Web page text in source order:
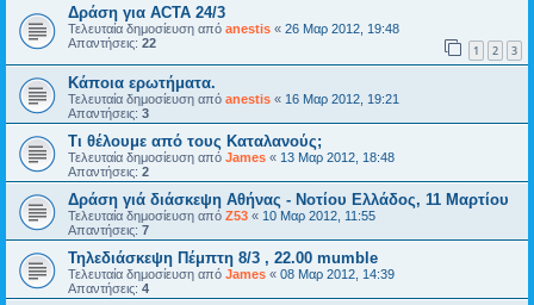
Δράση για ACTA 24/3
Τελευταία δημοσίευση από anestis « 26 Μαρ 2012, 19:48
Απαντήσεις: 22 1 2 3
Κάποια ερωτήματα.
Τελευταία δημοσίευση από anestis « 16 Μαρ 2012, 19:21
Απαντήσεις: 3
Τι θέλουμε από τους Καταλανούς;
Τελευταία δημοσίευση από James « 13 Μαρ 2012, 18:48
Απαντήσεις: 2
Δράση γιά διάσκεψη Αθήνας - Νοτίου Ελλάδος, 11 Μαρτίου
Τελευταία δημοσίευση από Z53 « 10 Μαρ 2012, 11:55
Απαντήσεις: 7
Τηλεδιάσκεψη Πέμπτη 8/3 , 22.00 mumble
Τελευταία δημοσίευση από James « 08 Μαρ 2012, 14:39
Απαντήσεις: 4